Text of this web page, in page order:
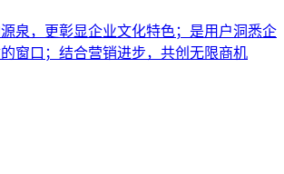
泉，更彰显企业文化特色；是用户洞悉企
窗口；结合营销进步，共创无限商机